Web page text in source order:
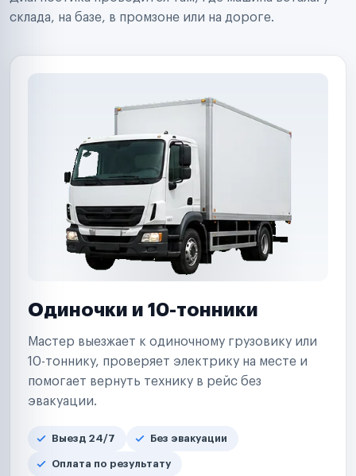
Управляющие компании
Страховые компании
склада, на базе, в промзоне или на дороге.
Одиночки и 10-тонники
Мастер выезжает к одиночному грузовику или
10-тоннику, проверяет электрику на месте и
помогает вернуть технику в рейс без
эвакуации.
Выезд 24/7 Без эвакуации
Оплата по результату